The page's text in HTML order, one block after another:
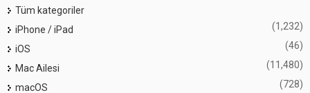
Tüm kategoriler
iPhone / iPad
(1,232)
iOS (46)
Mac Ailesi (11,480)
macOS (728)